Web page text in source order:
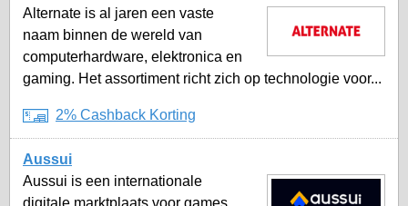
Alternate is al jaren een vaste
naam binnen de wereld van
computerhardware, elektronica en
gaming. Het assortiment richt zich op technologie voor...
2% Cashback Korting
Aussui
Aussui is een internationale
digitale marktplaats voor games,